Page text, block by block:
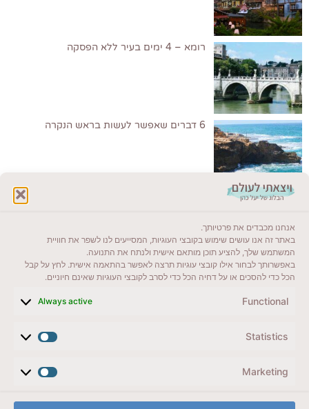
אנחנו מכבדים את פרטיותך.
באתר זה אנו עושים שימוש בקובצי העוגיות, המסייעים לנו לשפר את חוויית
המשתמש שלך, להציע תוכן מותאם אישית ולנתח את התנועה.
באפשרותך לבחור אילו קובצי עוגיות תרצה לאפשר בהתאמה אישית. לחץ על קבל
הכל כדי להסכים או על דחיה הכל כדי לסרב לקובצי העוגיות שאינם חיוניים.
Functional
Always active
Statistics
Marketing
רומא – 4 ימים בעיר ללא הפסקה
6 דברים שאפשר לעשות בראש הנקרה
ייעדים מומלצים
מדריכים ועזרים
לשליחת הודעת וואטסאפ
veyatsati.laolam@gmail.com